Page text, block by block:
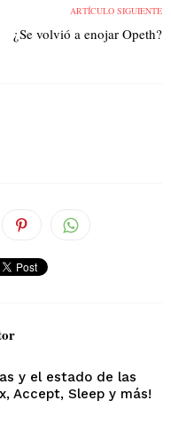
ARTÍCULO SIGUIENTE
¿Se volvió a enojar Opeth?
y el estado de las
Accept, Sleep y más!